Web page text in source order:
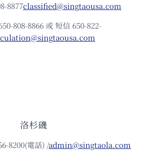
8877classified@singtaousa.com
808-8866 或 短信 650-822-
洛杉磯
8200(電話) /admin@singtaola.com